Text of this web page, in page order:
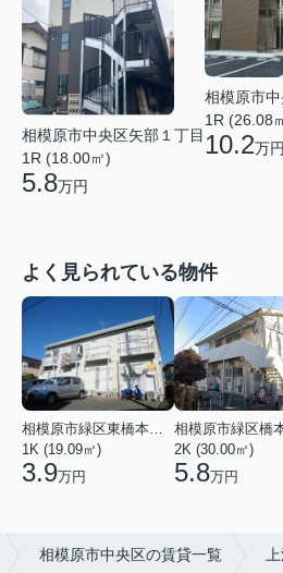
相模原市中央区矢部１丁目
1R (18.00㎡)
5.8万円
相模原市
1R (26.08
10.2万円
よく見られている物件
相模原市緑区東橋本３丁目
1K (19.09㎡)
3.9万円
2K (30.00㎡)
5.8万円
相模原市中央区の賃貸一覧